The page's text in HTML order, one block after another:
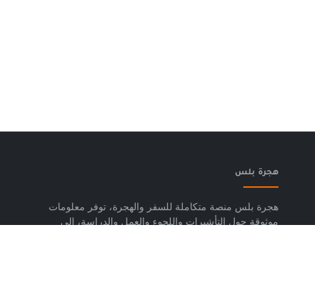
هجرة بلس
هجرة بلس منصة متكاملة للسفر والهجرة، توفر معلومات
موثوقة حول التأشيرات واللجوء والعمل والدراسة، إلى